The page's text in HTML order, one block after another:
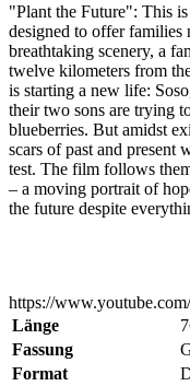
"Plant the Future": This
designed to offer families
breathtaking scenery, a
twelve kilometers from
is starting a new life:
their two sons are trying
blueberries. But amidst
scars of past and present
test. The film follows
– a moving portrait of
the future despite
https://
Länge
Fassung
Format